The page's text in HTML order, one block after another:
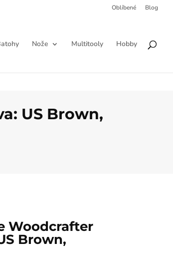
Oblíbené Blog
Nože Multitooly Hobby
US Brown,
Woodcrafter
Brown,